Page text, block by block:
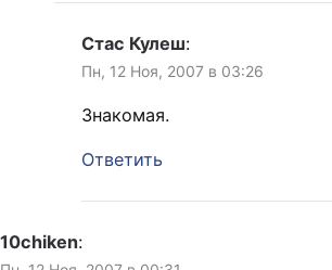
Стас Кулеш:
Пн, 12 Ноя, 2007 в 03:26
Знакомая.
Ответить
10chiken: